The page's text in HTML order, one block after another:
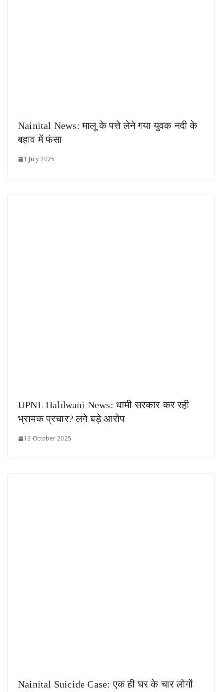
Nainital News: मालू के पत्ते लेने गया युवक नदी के
बहाव में फंसा
1 July 2025
UPNL Haldwani News: धामी सरकार कर रही
भ्रामक प्रचार? लगे बड़े आरोप
13 October 2025
Nainital Suicide Case: एक ही घर के चार लोगों